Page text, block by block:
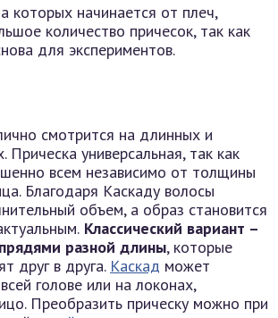
которых начинается от плеч,
количество причесок, так как
для экспериментов.
смотрится на длинных и
Прическа универсальная, так как
всем независимо от толщины
Благодаря Каскаду волосы
объем, а образ становится
Классический вариант –
разной длины, которые
друг в друга. Каскад может
голове или на локонах,
Преобразить прическу можно при